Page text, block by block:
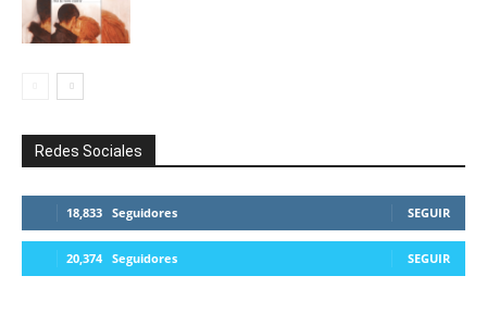
Redes Sociales
18,833 Seguidores SEGUIR
20,374 Seguidores SEGUIR